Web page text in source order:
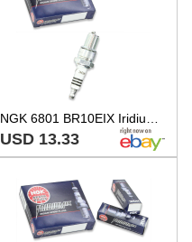
NGK 6801 BR10EIX Iridium IX Spark Plug for W34EPT W34EN W34E-ZU W32EPT hy
USD 13.33